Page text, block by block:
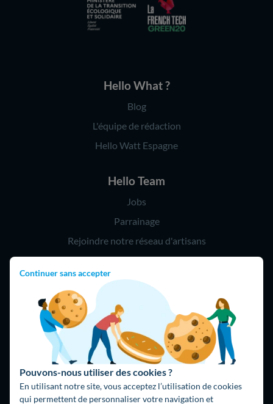
Continuer sans accepter
Pouvons-nous utiliser des cookies ?
En utilisant notre site, vous acceptez l’utilisation de cookies
qui permettent de personnaliser votre navigation et
Hello What ?
Blog
L'équipe de rédaction
Hello Watt Espagne
Hello Team
Jobs
Parrainage
Rejoindre notre réseau d'artisans
Hello !
09 75 18 60 60
(8h-21h)
75018 Paris